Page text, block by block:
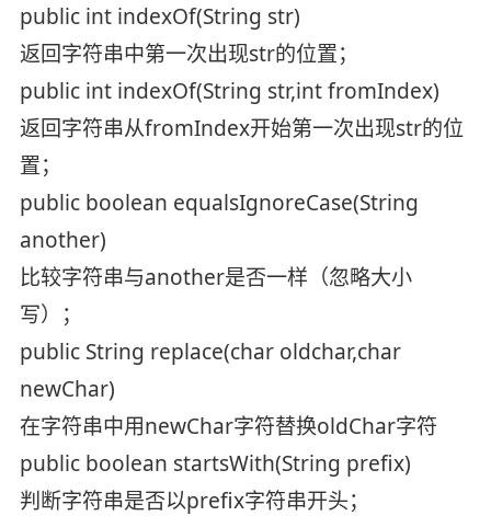
public int indexOf(String str)
返回字符串中第一次出现str的位置；
public int indexOf(String str,int fromIndex)
返回字符串从fromIndex开始第一次出现str的位
置；
public boolean equalsIgnoreCase(String
another)
比较字符串与another是否一样（忽略大小
写）；
public String replace(char oldchar,char
newChar)
在字符串中用newChar字符替换oldChar字符
public boolean startsWith(String prefix)
判断字符串是否以prefix字符串开头；